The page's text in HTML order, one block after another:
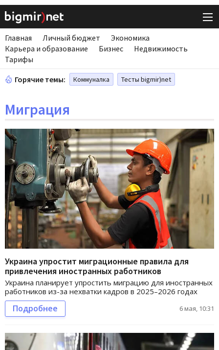
Главная Личный бюджет
Экономика
Карьера и образование
Бизнес
Недвижимость
Тарифы
Горячие темы: Коммуналка Тесты bigmir)net
Миграция
Украина упростит миграционные правила для
привлечения иностранных работников
Украина планирует упростить миграцию для иностранных
работников из-за нехватки кадров в 2025–2026 годах
Подробнее 6 мая, 10:31